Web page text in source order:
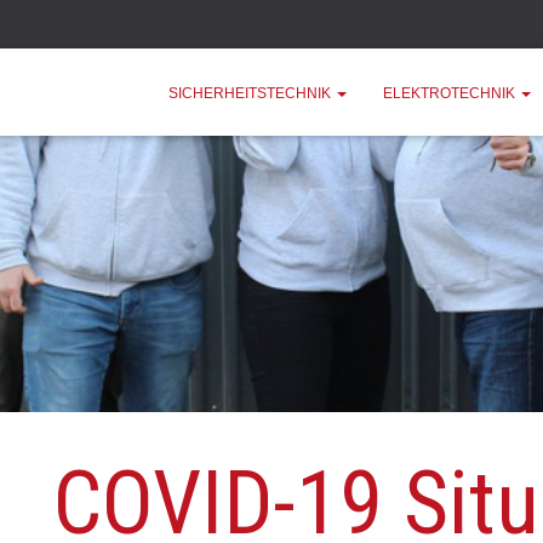
SICHERHEITSTECHNIK ELEKTROTECHNIK
COVID-19